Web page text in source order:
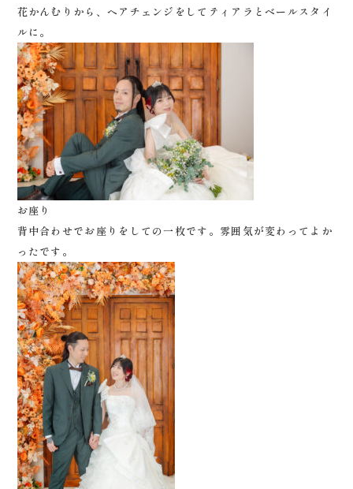
花かんむりから、ヘアチェンジをしてティアラとベールスタイ
ルに。
お座り
背中合わせでお座りをしての一枚です。雰囲気が変わってよか
ったです。